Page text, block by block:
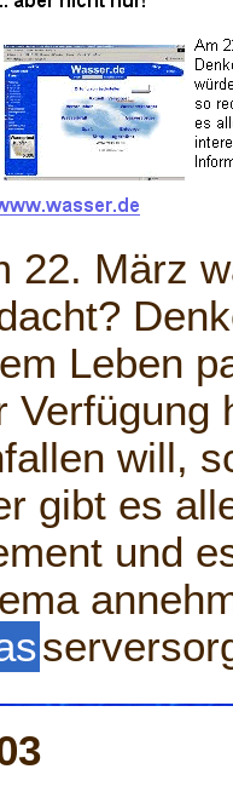
22. März
Leben
Verfügung
will,
gibt es
und